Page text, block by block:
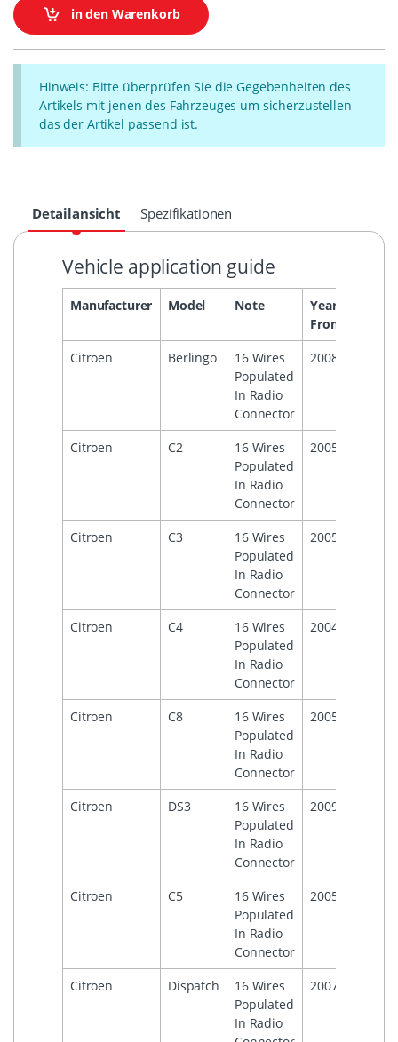
in den Warenkorb
Hinweis: Bitte überprüfen Sie die Gegebenheiten des
Artikels mit jenen des Fahrzeuges um sicherzustellen
das der Artikel passend ist.
Detailansicht Spezifikationen
Vehicle application guide
Manufacturer Model Note
Year
From
Citroen
Berlingo
16 Wires
Populated
In Radio
Connector
2008
Citroen C2
16 Wires
Populated
In Radio
Connector
2005
Citroen C3
16 Wires
Populated
In Radio
Connector
2005
Citroen C4
16 Wires
Populated
In Radio
Connector
2004
Citroen C8
16 Wires
Populated
In Radio
Connector
2005
Citroen DS3
16 Wires
Populated
In Radio
Connector
2009
Citroen C5
16 Wires
Populated
In Radio
Connector
2005
Citroen Dispatch
16 Wires
Populated
In Radio
2007